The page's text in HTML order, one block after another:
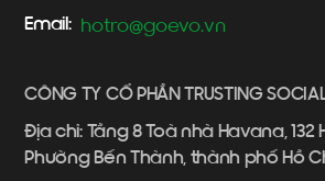
Email: hotro@goevo.vn
CÔNG TY CỔ PHẦN TRUSTING
Địa chỉ: Tầng 8 Toà nhà Havana, 132
Phường Bến Thành, thành phố Hồ